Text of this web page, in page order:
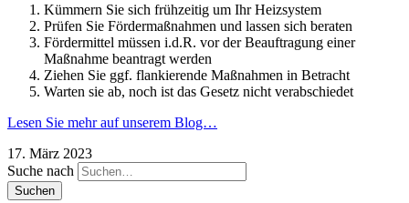
Kümmern Sie sich frühzeitig um Ihr Heizsystem
Prüfen Sie Fördermaßnahmen und lassen sich beraten
Fördermittel müssen i.d.R. vor der Beauftragung einer
Maßnahme beantragt werden
Ziehen Sie ggf. flankierende Maßnahmen in Betracht
Warten sie ab, noch ist das Gesetz nicht verabschiedet
Lesen Sie mehr auf unserem Blog…
17. März 2023
Suche nach